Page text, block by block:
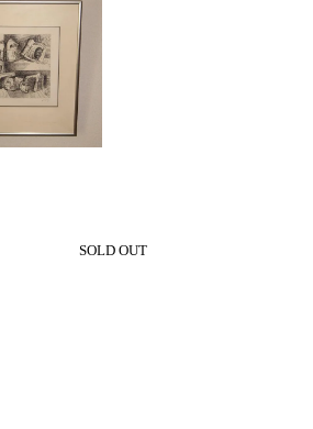
SOLD OUT